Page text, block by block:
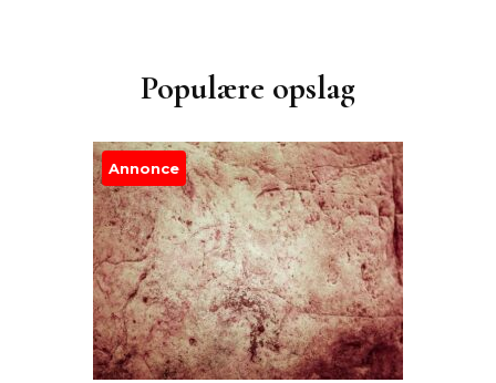
Populære opslag
Annonce